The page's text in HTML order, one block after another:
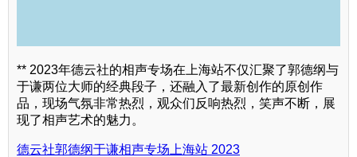
** 2023年德云社的相声专场在上海站不仅汇聚了郭德纲与
于谦两位大师的经典段子，还融入了最新创作的原创作
品，现场气氛非常热烈，观众们反响热烈，笑声不断，展
现了相声艺术的魅力。
德云社郭德纲于谦相声专场上海站 2023